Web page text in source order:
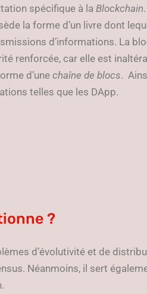
spécifique à la Blockchain
la forme d’un livre dont
d’informations. La
renforcée, car elle est
d’une chaîne de blocs.
telles que les DApp.
?
d’évolutivité et de
Néanmoins, il sert